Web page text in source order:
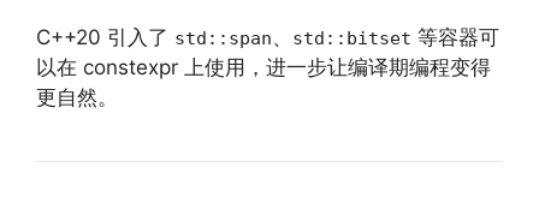
C++20 引入了 std::span、 std::bitset 等容器可
以在 constexpr 上使用，进一步让编译期编程变得
更自然。